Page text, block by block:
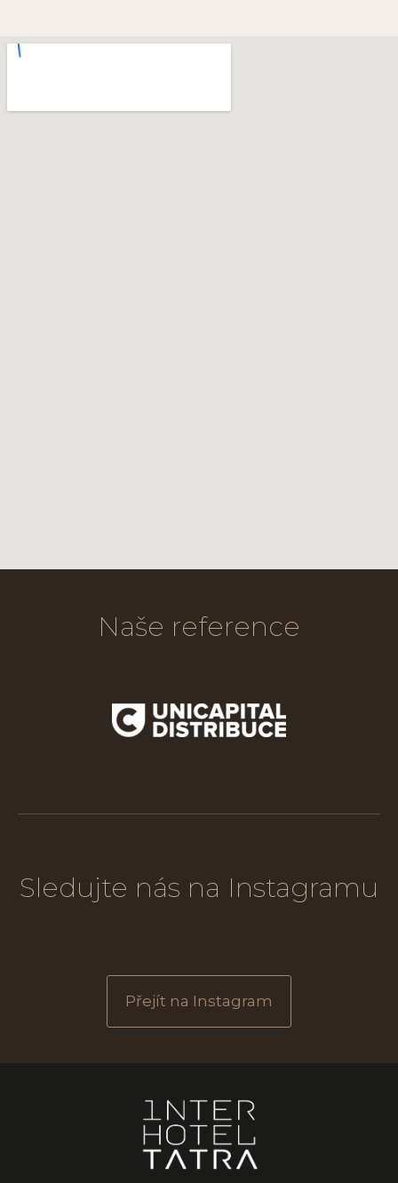
Naše reference
Sledujte nás na Instagramu
Přejít na Instagram